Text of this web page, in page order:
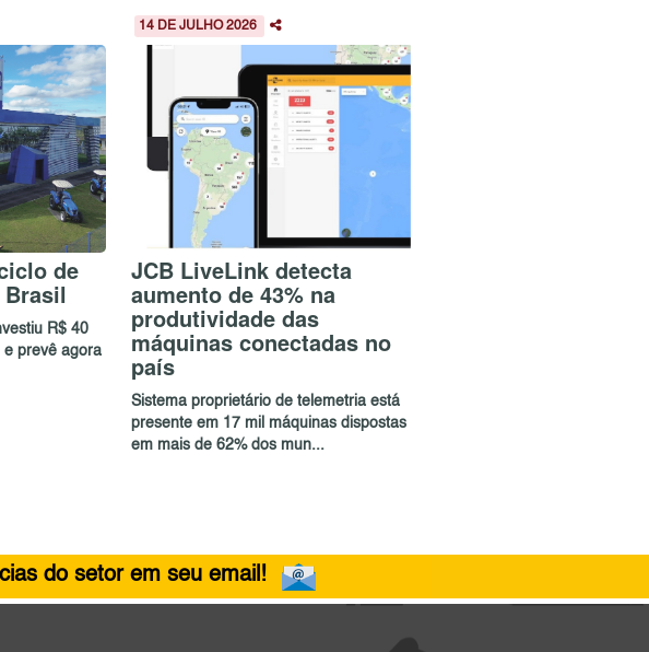
de
R$ 40
e prevê agora
14 DE JULHO 2026
JCB LiveLink detecta
aumento de 43% na
produtividade das
máquinas conectadas no
país
Sistema proprietário de telemetria está
presente em 17 mil máquinas dispostas
em mais de 62% dos mun...
do setor em seu email!